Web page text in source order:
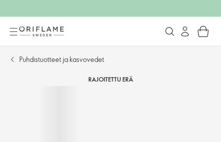
Puhdistuotteet ja kasvovedet
RAJOITETTU ERÄ